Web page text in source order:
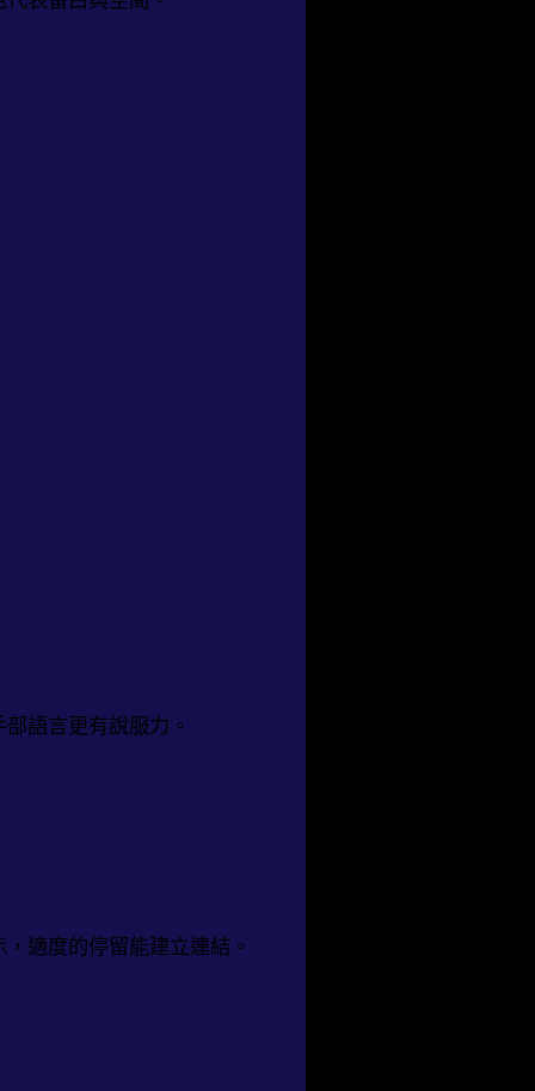
語言更有說服力。
適度的停留能建立連結。